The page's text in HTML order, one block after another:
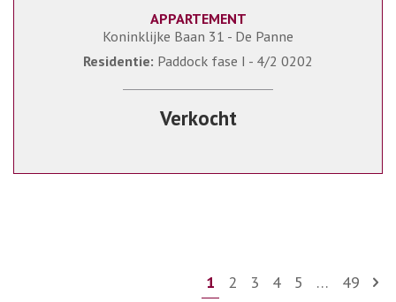
73 m² 1
APPARTEMENT
Koninklijke Baan 31 - De Panne
Residentie: Paddock fase I - 4/2 0202
Verkocht
1 2 3 4 5 … 49